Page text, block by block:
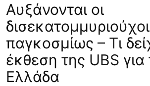
Αυξάνονται οι
δισεκατομμυριούχοι
παγκοσμίως – Τι
έκθεση της UBS για
Ελλάδα